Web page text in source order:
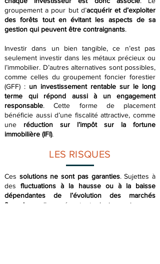
groupement a pour but d’acquérir et d’exploiter
des forêts tout en évitant les aspects de sa
gestion qui peuvent être contraignants.​
Investir dans un bien tangible, ce n’est pas
seulement investir dans les métaux précieux ou
l’immobilier. D’autres alternatives sont possibles,
comme celles du groupement foncier forestier
(GFF) : un investissement rentable sur le long
terme qui répond aussi à un engagement
responsable. Cette forme de placement
bénéficie aussi d’une fiscalité attractive, comme
une réduction sur l’impôt sur la fortune
immobilière (IFI).
LES RISQUES
Ces solutions ne sont pas garanties. Sujettes à
desfluctuations à la hausse ou à la baisse
dépendantes de l’évolution des marchés
financiers
, elles présentent plusieurs risques :